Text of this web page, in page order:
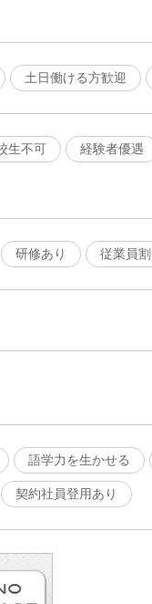
土日働ける方歓迎
生不可 経験者優遇
研修あり 従業員
語学力を生かせる
契約社員登用あり